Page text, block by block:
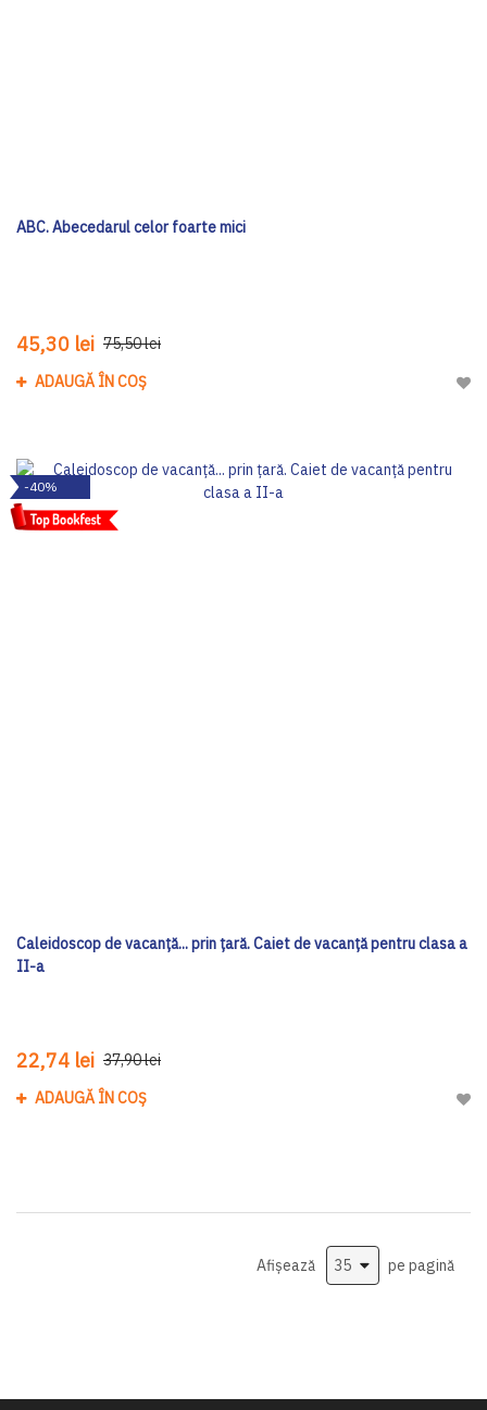
ABC. Abecedarul celor foarte mici
45,30 lei 75,50 lei
ADAUGĂ ÎN COȘ
-40%
Caleidoscop de vacanță... prin țară. Caiet de vacanță pentru clasa a
II-a
22,74 lei 37,90 lei
ADAUGĂ ÎN COȘ
Afișează pe pagină